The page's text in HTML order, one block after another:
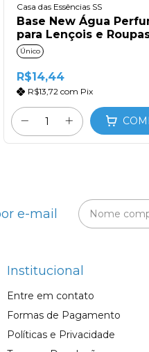
Casa das Essências SS
Base New Água
para Lençois e
Único
R$14,44
R$13,72 com Pix
e-mail
Institucional
Entre em contato
Formas de Pagamento
Políticas e Privacidade